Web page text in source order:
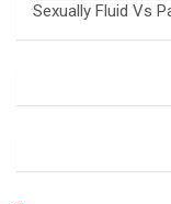
Sexually Fluid Vs